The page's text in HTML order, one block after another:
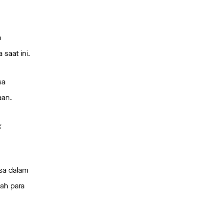
saat ini.
dalam
para